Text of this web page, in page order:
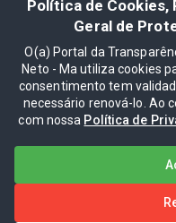
Política de Cookies,
Geral de
O(a) Portal da
Neto - Ma utiliza cookies
consentimento tem
necessário renová-lo. Ao
com nossa Política de